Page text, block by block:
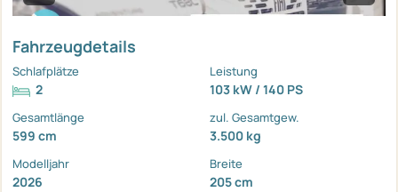
Fahrzeugdetails
Schlafplätze
2
Leistung
103 kW / 140 PS
Gesamtlänge
599 cm
zul. Gesamtgew.
3.500 kg
Modelljahr
2026
Breite
205 cm